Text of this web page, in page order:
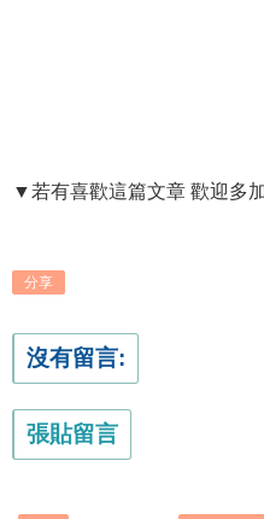
▼若有喜歡這篇文章 歡迎多
分享
沒有留言:
張貼留言